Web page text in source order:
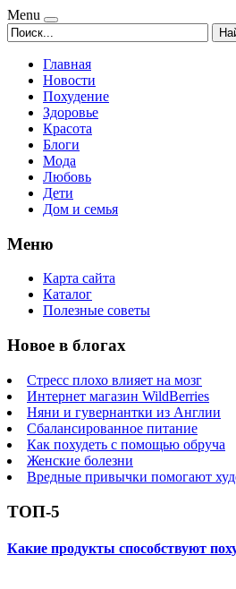
Menu
Главная
Новости
Похудение
Здоровье
Красота
Блоги
Мода
Любовь
Дети
Дом и семья
Меню
Карта сайта
Каталог
Полезные советы
Новое в блогах
Стресс плохо влияет на мозг
Интернет магазин WildBerries
Няни и гувернантки из Англии
Сбалансированное питание
Как похудеть с помощью обруча
Женские болезни
Вредные привычки помогают
ТОП-5
Какие продукты способствуют